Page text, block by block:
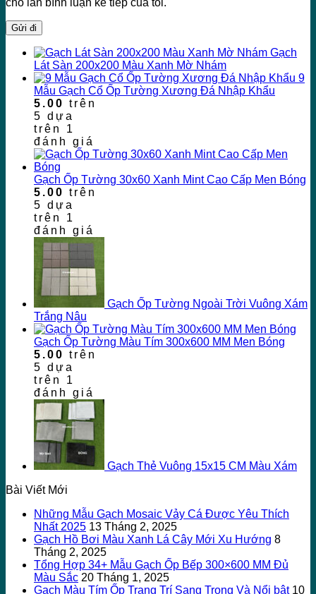
Gạch
Lát Sàn 200x200 Màu Xanh Mờ Nhám
9
Mẫu Gạch Cổ Ốp Tường Xương Đá Nhập Khẩu
5.00 trên
5 dựa
trên 1
đánh giá
Gạch Ốp Tường 30x60 Xanh Mint Cao Cấp Men Bóng
5.00 trên
5 dựa
trên 1
đánh giá
Gạch Ốp Tường Ngoài Trời Vuông Xám
Trắng Nâu
Gạch Ốp Tường Màu Tím 300x600 MM Men Bóng
5.00 trên
5 dựa
trên 1
đánh giá
Gạch Thẻ Vuông 15x15 CM Màu Xám
Bài Viết Mới
Những Mẫu Gạch Mosaic Vảy Cá Được Yêu Thích
Nhất 2025 13 Tháng 2, 2025
Gạch Hồ Bơi Màu Xanh Lá Cây Mới Xu Hướng 8
Tháng 2, 2025
Tổng Hợp 34+ Mẫu Gạch Ốp Bếp 300×600 MM Đủ
Màu Sắc 20 Tháng 1, 2025
Gạch Màu Tím Ốp Trang Trí Sang Trọng Và Nổi bật 10